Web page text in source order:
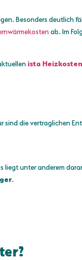
Besonders deutlich
ab. Im
ista
sind die vertraglichen
liegt unter anderem